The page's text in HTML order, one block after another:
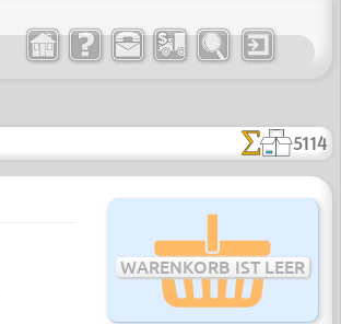
5114
WARENKORB IST LEER